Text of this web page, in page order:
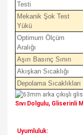
Testi
Mekanik Şok Test
Yükü
Optimum Ölçüm
Aralığı
Aşırı Basınç Sınırı
Akışkan Sıcaklığı
Depolama Sıcaklıkları
Sıvı Dolgulu, Gliserinli
Uyumluluk: